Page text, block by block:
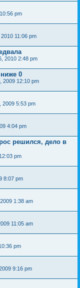
pm
11:06 pm
2010 2:48 pm
0
2009 12:10 pm
2009 5:53 pm
4:04 pm
решился, дело в
pm
8:07 pm
1:38 am
11:05 am
pm
9:16 pm